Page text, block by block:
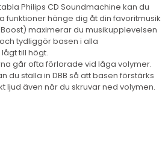
Philips CD Soundmachine kan du
funktioner hänge dig åt din favoritmusik
Boost) maximerar du musikupplevelsen
tydliggör basen i alla
till högt.
går ofta förlorade vid låga volymer.
du ställa in DBB så att basen förstärks
ljud även när du skruvar ned volymen.